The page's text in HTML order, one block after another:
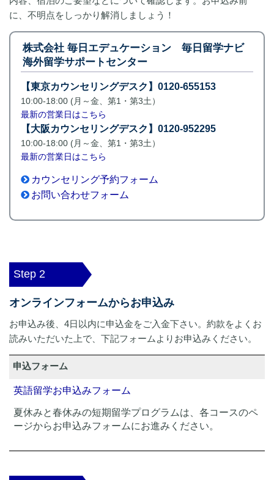
に、不明点をしっかり解消しましょう！
株式会社 毎日エデュケーション 毎日留学ナビ
海外留学サポートセンター
【東京カウンセリングデスク】0120-655153
10:00-18:00 (月～金、第1・第3土）
最新の営業日はこちら
【大阪カウンセリングデスク】0120-952295
10:00-18:00 (月～金、第1・第3土）
最新の営業日はこちら
カウンセリング予約フォーム
お問い合わせフォーム
Step 2
オンラインフォームからお申込み
お申込み後、4日以内に申込金をご入金下さい。約款をよくお
読みいただいた上で、下記フォームよりお申込みください。
申込フォーム
英語留学お申込みフォーム
夏休みと春休みの短期留学プログラムは、各コースのペ
ージからお申込みフォームにお進みください。